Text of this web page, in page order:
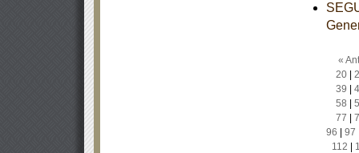
«
20|
39
58
77
96
97
112